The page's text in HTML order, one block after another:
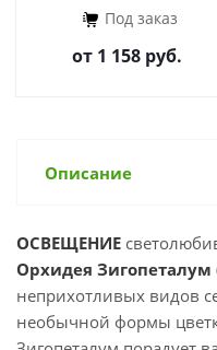
Под заказ
от 1 158 руб.
Описание
ОСВЕЩЕНИЕ
Орхидея Зигопеталум
неприхотливых видов
необычной формы